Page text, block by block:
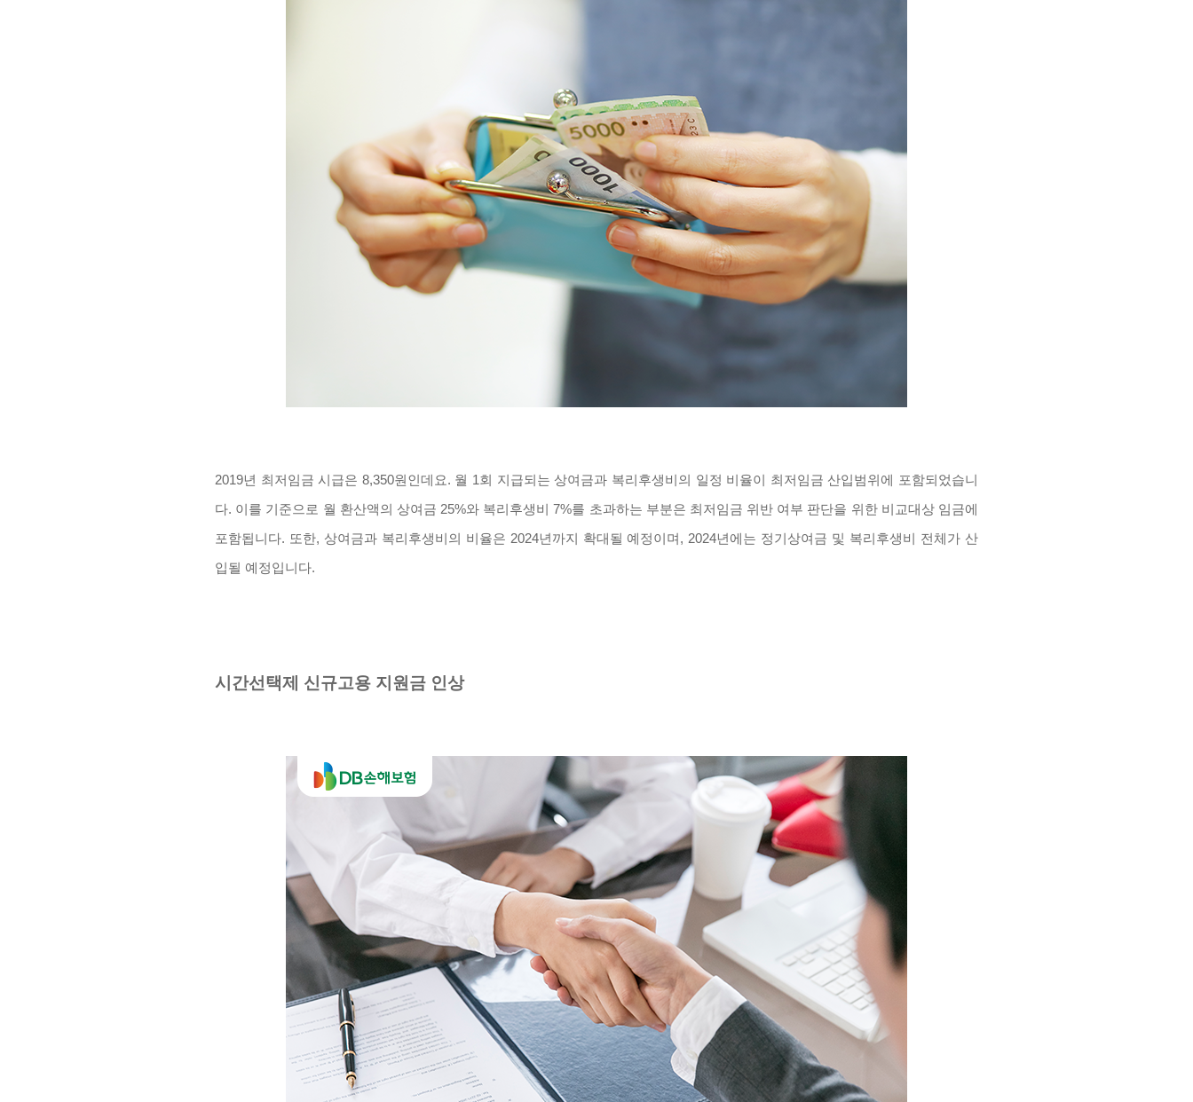
2019년 최저임금 시급은 8,350원인데요. 월 1회 지급되는 상여금과 복리후생비의 일정 비율이 최저임금 산입범위에 포함되었습니
다. 이를 기준으로 월 환산액의 상여금 25%와 복리후생비 7%를 초과하는 부분은 최저임금 위반 여부 판단을 위한 비교대상 임금에
포함됩니다. 또한, 상여금과 복리후생비의 비율은 2024년까지 확대될 예정이며, 2024년에는 정기상여금 및 복리후생비 전체가 산
입될 예정입니다.
시간선택제 신규고용 지원금 인상